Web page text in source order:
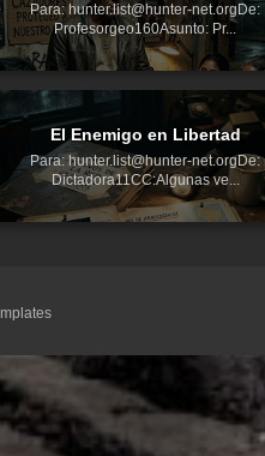
Para: hunter.list@hunter-net.orgDe:
Profesorgeo160Asunto: Pr...
El Enemigo en Libertad
Para: hunter.list@hunter-net.orgDe:
Dictadora11CC:Algunas ve...